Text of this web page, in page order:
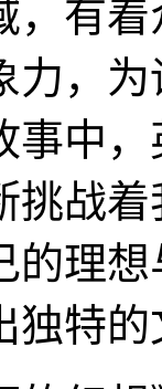
，有
力，
事中
挑战
的理
独特